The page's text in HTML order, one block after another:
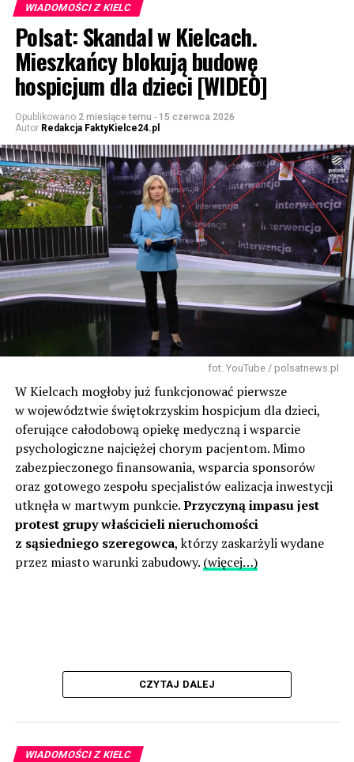
WIADOMOŚCI Z KIELC
Polsat: Skandal w Kielcach.
Mieszkańcy blokują budowę
hospicjum dla dzieci [WIDEO]
Opublikowano 2 miesiące temu - 15 czerwca 2026
Autor Redakcja FaktyKielce24.pl
fot. YouTube / polsatnews.pl
W Kielcach mogłoby już funkcjonować pierwsze
w województwie świętokrzyskim hospicjum dla dzieci,
oferujące całodobową opiekę medyczną i wsparcie
psychologiczne najciężej chorym pacjentom. Mimo
zabezpieczonego finansowania, wsparcia sponsorów
oraz gotowego zespołu specjalistów ealizacja inwestycji
utknęła w martwym punkcie.Przyczyną impasu jest
protest grupy właścicieli nieruchomości
z sąsiedniego szeregowca, którzy zaskarżyli wydane
przez miasto warunki zabudowy. (więcej…)
CZYTAJ DALEJ
WIADOMOŚCI Z KIELC